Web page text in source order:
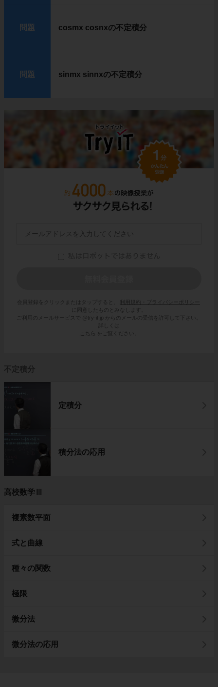
問題 cosmx cosnxの不定積分
問題 sinmx sinnxの不定積分
会員登録をクリックまたはタップすると、
利用規約・プライバシーポリシー
に同意したものとみなします。
ご利用のメールサービスで @try-it.jp からのメールの受信を許可して下さい。
詳しくは
こちら
をご覧ください。
不定積分
定積分
積分法の応用
高校数学Ⅲ
複素数平面
式と曲線
種々の関数
極限
微分法
微分法の応用